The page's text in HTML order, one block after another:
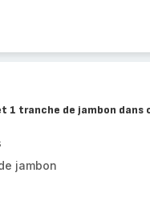
1 tranche de jambon
jambon